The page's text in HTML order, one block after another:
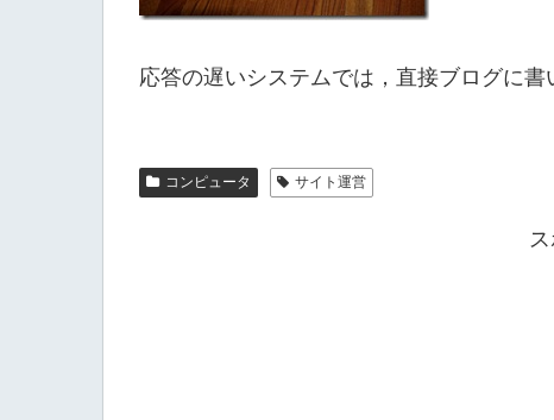
応答の遅いシステムでは，直接ブログに書
コンピュータ サイト運営